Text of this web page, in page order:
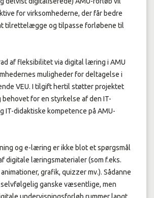
for virksomhederne, der får bedre
tilrettelægge og tilpasse forløbene til
af fleksibilitet via digital læring i AMU
muligheder for deltagelse i
VEU. I tilgift hertil støtter projektet
behovet for en styrkelse af den IT-
IT-didaktiske kompetence på AMU-
og e-læring er ikke blot et spørgsmål
digitale læringsmaterialer (som f.eks.
grafik, quizzer mv.). Sådanne
ganske væsentlige, men
undervisningsforløb rummer langt